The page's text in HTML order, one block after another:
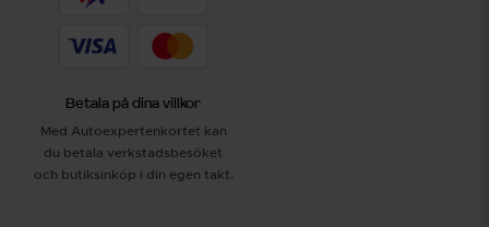
Betala på dina villkor
Med Autoexpertenkortet kan
du betala verkstadsbesöket
och butiksinköp i din egen takt.